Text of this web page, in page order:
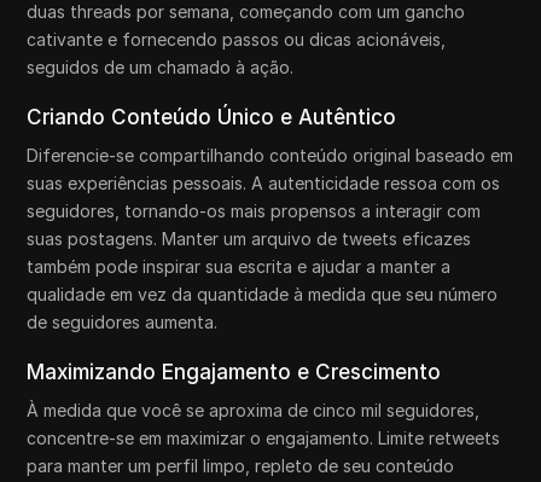
duas threads por semana, começando com um gancho
cativante e fornecendo passos ou dicas acionáveis,
seguidos de um chamado à ação.
Criando Conteúdo Único e Autêntico
Diferencie-se compartilhando conteúdo original baseado em
suas experiências pessoais. A autenticidade ressoa com os
seguidores, tornando-os mais propensos a interagir com
suas postagens. Manter um arquivo de tweets eficazes
também pode inspirar sua escrita e ajudar a manter a
qualidade em vez da quantidade à medida que seu número
de seguidores aumenta.
Maximizando Engajamento e Crescimento
À medida que você se aproxima de cinco mil seguidores,
concentre-se em maximizar o engajamento. Limite retweets
para manter um perfil limpo, repleto de seu conteúdo